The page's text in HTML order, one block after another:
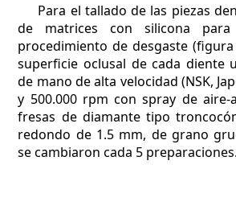
Para el tallado de las piezas
de matrices con silicona para
procedimiento de desgaste
superficie oclusal de cada diente
de mano de alta velocidad (NSK,
y 500.000 rpm con spray de aire-
fresas de diamante tipo
redondo de 1.5 mm, de grano
se cambiaron cada 5 preparaciones.